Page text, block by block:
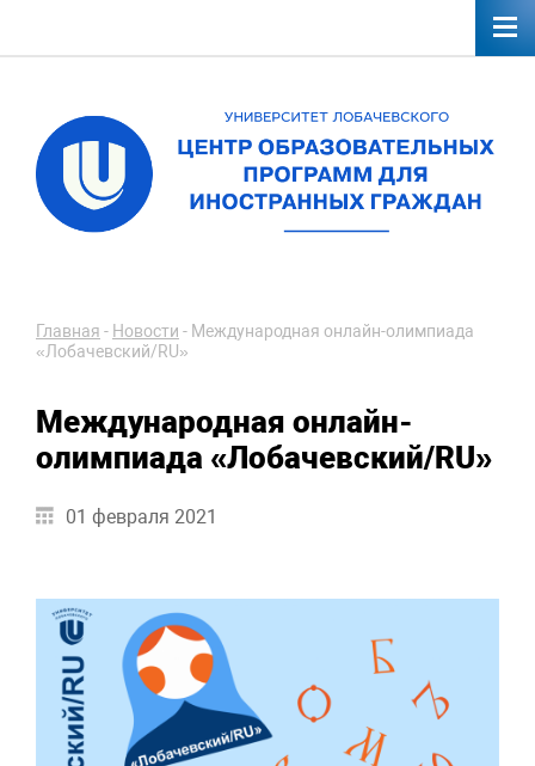
Главная - Новости - Международная онлайн-олимпиада
«Лобачевский/RU»
Международная онлайн-
олимпиада «Лобачевский/RU»
01 февраля 2021